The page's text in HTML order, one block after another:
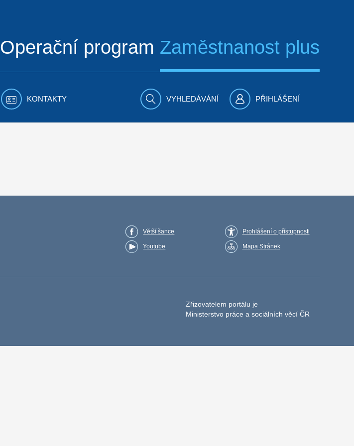
Operační program Zaměstnanost plus
KONTAKTY VYHLEDÁVÁNÍ PŘIHLÁŠENÍ
Větší šance
Youtube
Prohlášení o přístupnosti
Mapa Stránek
Zřizovatelem portálu je
Ministerstvo práce a sociálních věcí ČR